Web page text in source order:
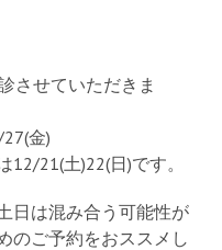
させていただきま
金)
21(土)22(日)です。
日は混み合う可能性が
のご予約をおススメし